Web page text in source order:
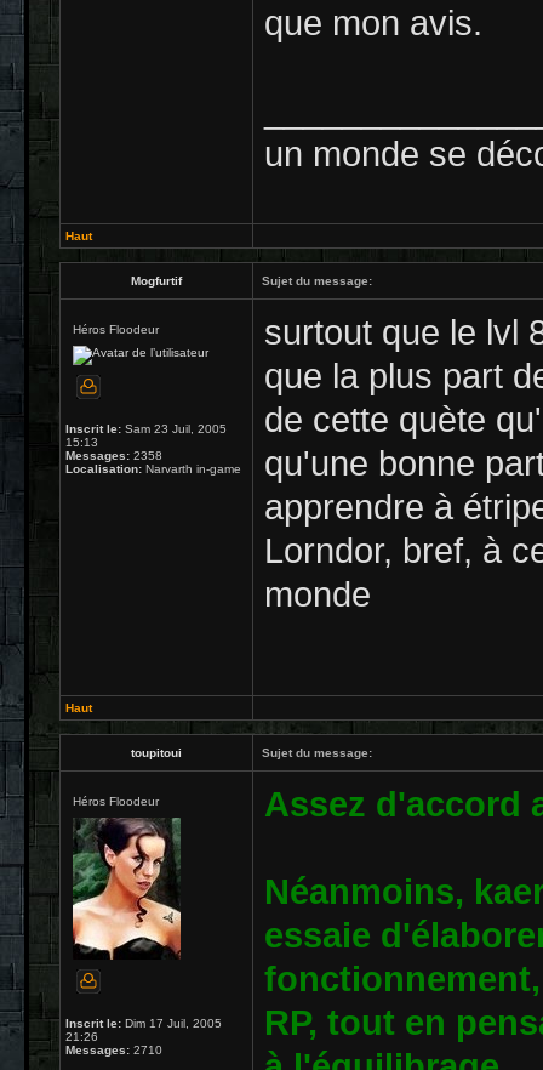
que mon avis.
un monde se
Haut
Mogfurtif Sujet du message:
Héros Floodeur
Inscrit le: Sam 23 Juil, 2005
15:13
Messages: 2358
Localisation: Narvarth in-game
surtout que le lvl
que la plus part
de cette quète
qu'une bonne
apprendre à
Lorndor, bref, à
monde
Haut
toupitoui Sujet du message:
Héros Floodeur
Inscrit le: Dim 17 Juil, 2005
21:26
Messages: 2710
Assez d'accord
Néanmoins,
essaie
RP, tout en